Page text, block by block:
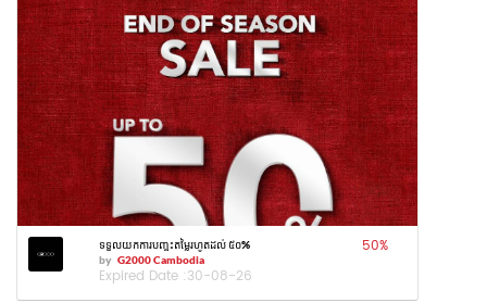
ទទួលយកការបញ្ចុះតម្លៃរហូតដល់ ៥០%
by G2000 Cambodia
Expired Date :30-08-26
50%